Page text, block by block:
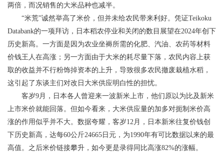
两倍，而况销售的大米品种也减半。
“米荒”诚然举高了米价，但并未给农民带来利好。凭证Teikoku
Databank的一项拜访，日本稻农停业和关闭的数目展望在2024年创下
历史新高。一方面是因为农业坐褥所需的化肥、汽油、农药等材料
价钱王人在高涨；另一方面由于大米的耗尽量下落，农民内容上获
取的收益并不行粉饰掉资本的上升，导致很多农民撤废栽植水稻，
这引起了东谈主们对改日大米供应明白性的担忧。
客岁9月，日本各人曾迎来一波新米上市，他们原以为比及新米
上市米价就能回落。但如今看来，大米供应量的加多对扼制米价高
涨的作用似乎并不大。数据夸耀，客岁12月，日本新米往复价钱创
下历史新高，达每60公斤24665日元，为1990年有可比数据以来的最
高值。之后米价链接攀升，如今更是录得同比高涨82%的涨幅。